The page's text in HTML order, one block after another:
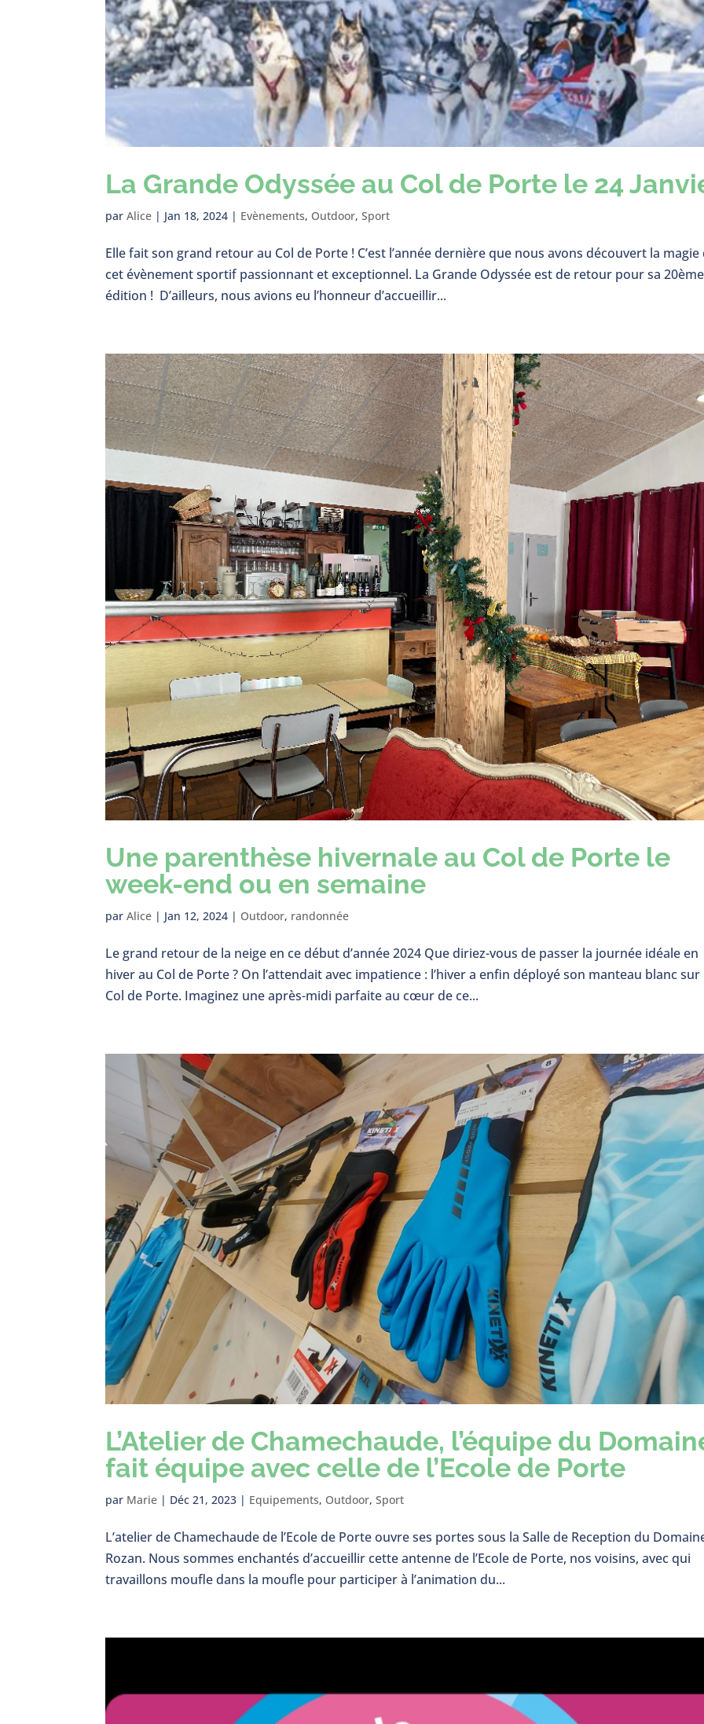
La Grande Odyssée au Col de Porte le 24
parAlice | Jan 18, 2024 | Evènements, Outdoor,Sport
Elle fait son grand retour au Col de Porte ! C’est l’année dernière que nous avons découvert la magie
cet évènement sportif passionnant et exceptionnel. La Grande Odyssée est de retour pour sa 20ème
édition ! D’ailleurs, nous avions eu l’honneur d’accueillir...
Une parenthèse hivernale au Col de Porte le
week-end ou en semaine
parAlice | Jan 12, 2024 | Outdoor, randonnée
Le grand retour de la neige en ce début d’année 2024 Que diriez-vous de passer la journée idéale en
hiver au Col de Porte ? On l’attendait avec impatience : l’hiver a enfin déployé son manteau blanc sur
Col de Porte. Imaginez une après-midi parfaite au cœur de ce...
L’Atelier de Chamechaude, l’équipe du
fait équipe avec celle de l’Ecole de Porte
par Marie | Déc 21, 2023 | Equipements, Outdoor,Sport
L’atelier de Chamechaude de l’Ecole de Porte ouvre ses portes sous la Salle de Reception du
Rozan. Nous sommes enchantés d’accueillir cette antenne de l’Ecole de Porte, nos voisins, avec qui
travaillons moufle dans la moufle pour participer à l’animation du...